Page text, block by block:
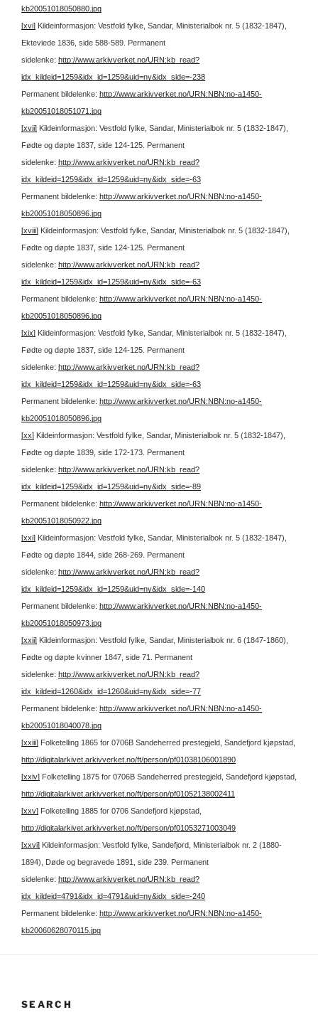
kb20051018050880.jpg
[xvi] Kildeinformasjon: Vestfold fylke, Sandar, Ministerialbok nr. 5 (1832-1847),
Ekteviede 1836, side 588-589. Permanent
sidelenke: http://www.arkivverket.no/URN:kb_read?
idx_kildeid=1259&idx_id=1259&uid=ny&idx_side=-238
Permanent bildelenke: http://www.arkivverket.no/URN:NBN:no-a1450-
kb20051018051071.jpg
[xvii] Kildeinformasjon: Vestfold fylke, Sandar, Ministerialbok nr. 5 (1832-1847),
Fødte og døpte 1837, side 124-125. Permanent
sidelenke: http://www.arkivverket.no/URN:kb_read?
idx_kildeid=1259&idx_id=1259&uid=ny&idx_side=-63
Permanent bildelenke: http://www.arkivverket.no/URN:NBN:no-a1450-
kb20051018050896.jpg
[xviii] Kildeinformasjon: Vestfold fylke, Sandar, Ministerialbok nr. 5 (1832-1847),
Fødte og døpte 1837, side 124-125. Permanent
sidelenke: http://www.arkivverket.no/URN:kb_read?
idx_kildeid=1259&idx_id=1259&uid=ny&idx_side=-63
Permanent bildelenke: http://www.arkivverket.no/URN:NBN:no-a1450-
kb20051018050896.jpg
[xix] Kildeinformasjon: Vestfold fylke, Sandar, Ministerialbok nr. 5 (1832-1847),
Fødte og døpte 1837, side 124-125. Permanent
sidelenke: http://www.arkivverket.no/URN:kb_read?
idx_kildeid=1259&idx_id=1259&uid=ny&idx_side=-63
Permanent bildelenke: http://www.arkivverket.no/URN:NBN:no-a1450-
kb20051018050896.jpg
[xx] Kildeinformasjon: Vestfold fylke, Sandar, Ministerialbok nr. 5 (1832-1847),
Fødte og døpte 1839, side 172-173. Permanent
sidelenke: http://www.arkivverket.no/URN:kb_read?
idx_kildeid=1259&idx_id=1259&uid=ny&idx_side=-89
Permanent bildelenke: http://www.arkivverket.no/URN:NBN:no-a1450-
kb20051018050922.jpg
[xxi] Kildeinformasjon: Vestfold fylke, Sandar, Ministerialbok nr. 5 (1832-1847),
Fødte og døpte 1844, side 268-269. Permanent
sidelenke: http://www.arkivverket.no/URN:kb_read?
idx_kildeid=1259&idx_id=1259&uid=ny&idx_side=-140
Permanent bildelenke: http://www.arkivverket.no/URN:NBN:no-a1450-
kb20051018050973.jpg
[xxii] Kildeinformasjon: Vestfold fylke, Sandar, Ministerialbok nr. 6 (1847-1860),
Fødte og døpte kvinner 1847, side 71. Permanent
sidelenke: http://www.arkivverket.no/URN:kb_read?
idx_kildeid=1260&idx_id=1260&uid=ny&idx_side=-77
Permanent bildelenke: http://www.arkivverket.no/URN:NBN:no-a1450-
kb20051018040078.jpg
[xxiii] Folketelling 1865 for 0706B Sandeherred prestegjeld, Sandefjord kjøpstad,
http://digitalarkivet.arkivverket.no/ft/person/pf01038106001890
[xxiv] Folketelling 1875 for 0706B Sandeherred prestegjeld, Sandefjord kjøpstad,
http://digitalarkivet.arkivverket.no/ft/person/pf01052138002411
[xxv] Folketelling 1885 for 0706 Sandefjord kjøpstad,
http://digitalarkivet.arkivverket.no/ft/person/pf01053271003049
[xxvi] Kildeinformasjon: Vestfold fylke, Sandefjord, Ministerialbok nr. 2 (1880-
1894), Døde og begravede 1891, side 239. Permanent
sidelenke: http://www.arkivverket.no/URN:kb_read?
idx_kildeid=4791&idx_id=4791&uid=ny&idx_side=-240
Permanent bildelenke: http://www.arkivverket.no/URN:NBN:no-a1450-
kb20060628070115.jpg
SEARCH